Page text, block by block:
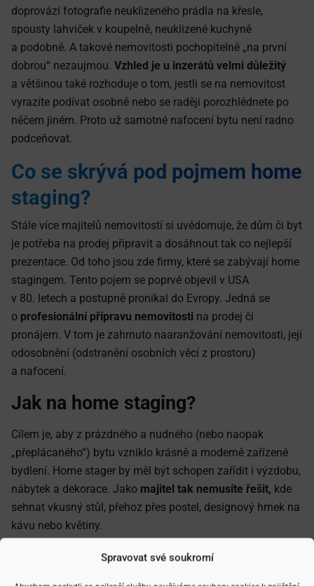
Spravovat své soukromí
doprovází fotografie neuklizeného prádla na křesle,
spousty lahviček v koupelně, neuklizené kuchyně
a podobně. A takové nemovitosti pochopitelně „na první
dobrou“ nezaujmou. Vzhled je u inzerátů velmi důležitý
a většinou také rozhoduje o tom, jestli se na nemovitost
vyrazíte podívat osobně nebo se raději porozhlédnete po
něčem jiném. Proto už samotné nafocení bytu není radno
podceňovat.
Co se skrývá pod pojmem home
staging?
Stále více majitelů nemovitostí si uvědomuje, že dům či byt
je potřeba na prodej připravit a dosáhnout tak co nejlepší
prezentace. Od toho jsou zde firmy, které se zabývají home
stagingem. Tento pojem se poprvé objevil v USA
v 80. letech a postupně pronikal do Evropy. Jedná se
o profesionální přípravu nemovitosti na prodej či
pronájem. V tom je zahrnuto naaranžování nemovitosti, její
odosobnění (odstranění osobních věcí z prostoru)
a nafocení.
Jak na home staging?
Cílem je, aby z prázdného a nudného (nebo naopak
„přeplácaného“) bytu vzniklo krásně a moderně zařízené
bydlení. Home stager by měl být schopen zařídit i výzdobu,
nábytek a dekorace. Jako majitel tak nemusíte řešit, kde
sehnat vkusný stůl, přehoz přes postel, designový hrnek na
kávu nebo květiny.
Naopak, pokud je nemovitost zařízená, je úkolem home